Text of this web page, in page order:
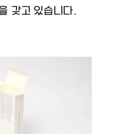
갖고 있습니다.